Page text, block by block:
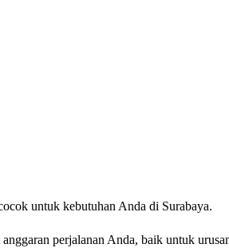
untuk kebutuhan Anda di Surabaya.
perjalanan Anda, baik untuk